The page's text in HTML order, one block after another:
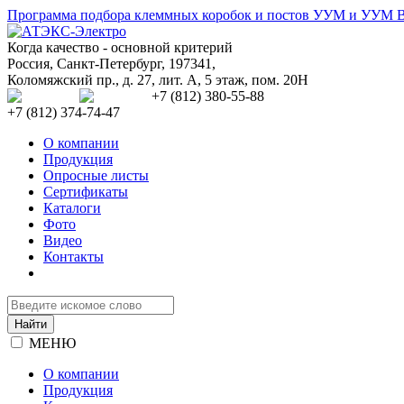
Программа подбора клеммных коробок и постов УУМ и УУМ
Когда качество - основной критерий
Россия, Санкт-Петербург, 197341 ,
Коломяжский пр., д. 27, лит. А, 5 этаж, пом. 20Н
+7 (812) 380-55-88
+7 (812) 374-74-47
О компании
Продукция
Опросные листы
Сертификаты
Каталоги
Фото
Видео
Контакты
МЕНЮ
О компании
Продукция